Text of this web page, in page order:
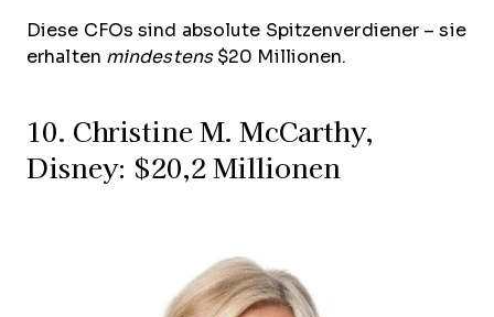
Diese CFOs sind absolute Spitzenverdiener – sie
erhalten mindestens$20 Millionen.
10. Christine M. McCarthy,
Disney: $20,2 Millionen